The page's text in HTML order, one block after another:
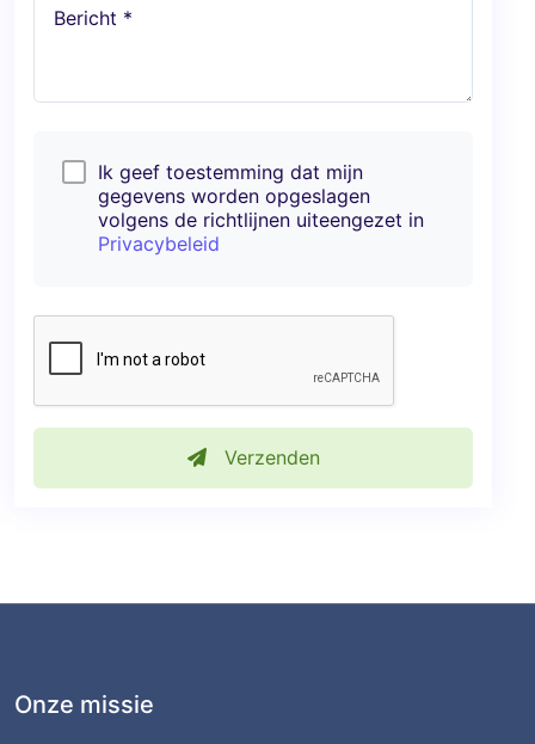
Bericht *
Ik geef toestemming dat mijn
gegevens worden opgeslagen
volgens de richtlijnen uiteengezet in
Privacybeleid
Verzenden
Onze missie